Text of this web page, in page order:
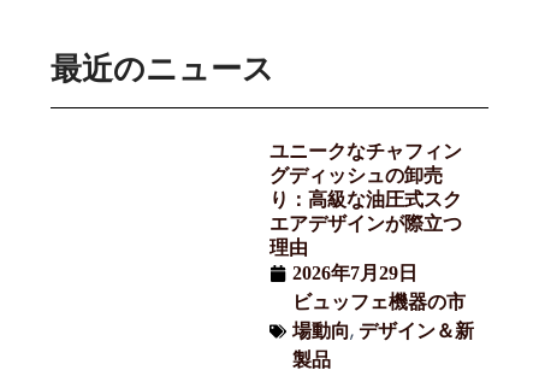
最近のニュース
ユニークなチャフィン
グディッシュの卸売
り：高級な油圧式スク
エアデザインが際立つ
理由
2026年7月29日
ビュッフェ機器の市
場動向, デザイン＆新
製品